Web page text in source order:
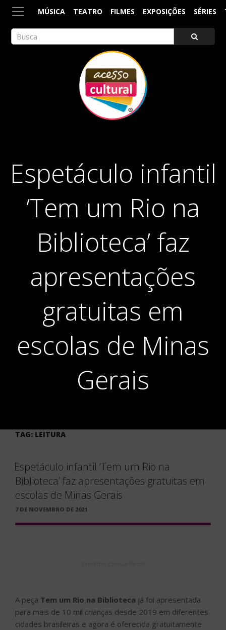
MÚSICA TEATRO FILMES EXPOSIÇÕES SÉRIES
Espetáculo infantil
‘Tem um Rio na
Biblioteca’ faz
apresentações
gratuitas em
escolas de Minas
Gerais
TAG: LEITURA
Espetáculo infantil ‘Tem um Rio na
Biblioteca’ faz apresentações gratuitas em
escolas de Minas Gerais
PUBLICADO
7 DE NOVEMBRO DE 2021
A peça Tem um Rio na Biblioteca já foi apresentada
para mais de 10 mil crianças desde 2019 em diferentes
cidades brasileiras e agora é oferecida gratuitamente